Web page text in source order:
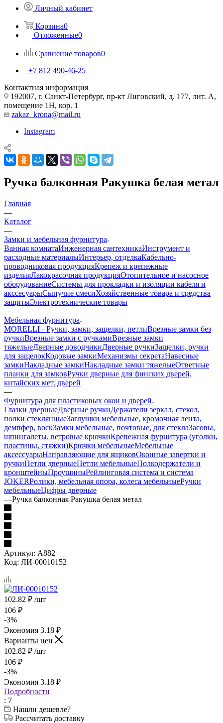
Личный кабинет
Корзина0
Отложенные0
Сравнение товаров0
+7 812 490-46-25
Контактная информация
192007, г. Санкт-Петербург, пр-кт Лиговский, д. 177, лит. А,
помещение 1Н, кор. 1
zakaz_krona@mail.ru
Instagram
Ручка балконная Ракушка белая метал
Главная
—
Каталог
—
Замки и мебельная фурнитура
Ванная комнатаИнженерная сантехникаИнструмент и
расходные материалыИнтерьер, отделкаКабельно-
проводниковая продукцияКрепеж и крепежные
изделияЛакокрасочная продукцияОтопительное и насосное
оборудованиеСистемы для прокладки и изоляции кабеля и
акссесуарыСыпучие смесиХозяйственные товара и средства
защитыЭлектротехнические товары
—
Мебельная фурнитура
MORELLI - Ручки, замки, защелки, петлиВрезные замки без
ручкиВрезные замки с ручкамиВрезные замки
тяжелыеДверные доводчикиДверные ручкиЗащелки, ручки
для защелокКодовые замкиМеханизмы секретаНавесные
замкиНакладные замкиНакладные замки тяжелыеОтветные
планки для замковРучки дверные для финских дверей,
китайских мет. дверей
—
Фурнитура для пластиковых окон и дверей
Глазки дверныеДверные ручкиДержатели зеркал, стекол,
полки стеклянныеЗаглушки мебельные, кромочная лента,
демпфер, воскЗамки мебельные, почтовые, для стеклаЗасовы,
шпингалеты, ветровые крючкиКрепежная фурнитура (уголки,
пластины, стяжки)Крючки мебельныеМебельные
аксессуарыНаправляющие для ящиковОконные завертки и
ручкиПетли дверныеПетли мебельныеПолкодержатели и
кронштейныПроушиныРейлинговая система и система
JOKERРолики, мебельная опора, колеса мебельныеРучки
мебельныеЦифры дверные
—Ручка балконная Ракушка белая метал
Артикул: А882
Код: ЛИ-00010152
102.82 ₽ /шт
106 ₽
-3%
Экономия 3.18 ₽
Варианты цен
102.82 ₽ /шт
106 ₽
-3%
Экономия 3.18 ₽
Подробности
: 7
Нашли дешевле?
Рассчитать доставку